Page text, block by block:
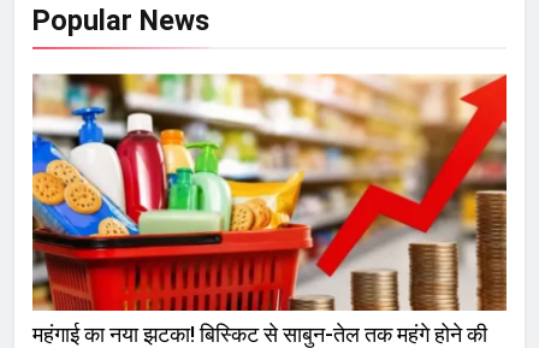
Popular News
महंगाई का नया झटका! बिस्किट से साबुन-तेल तक महंगे होने की